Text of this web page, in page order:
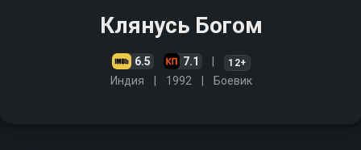
Клянусь Богом
6.5 7.1 12+
Индия 1992 Боевик